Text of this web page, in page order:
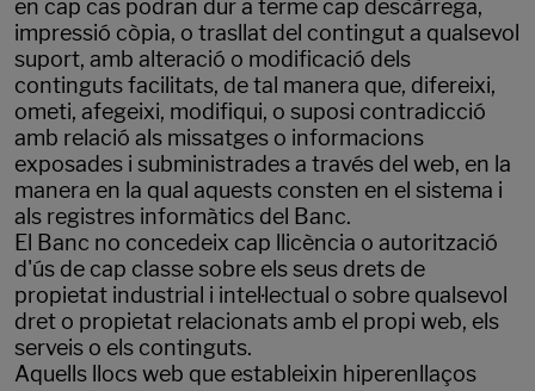
en cap cas podran dur a terme cap descàrrega,
impressió còpia, o trasllat del contingut a qualsevol
suport, amb alteració o modificació dels
continguts facilitats, de tal manera que, difereixi,
ometi, afegeixi, modifiqui, o suposi contradicció
amb relació als missatges o informacions
exposades i subministrades a través del web, en la
manera en la qual aquests consten en el sistema i
als registres informàtics del Banc.
El Banc no concedeix cap llicència o autorització
d'ús de cap classe sobre els seus drets de
propietat industrial i intel·lectual o sobre qualsevol
dret o propietat relacionats amb el propi web, els
serveis o els continguts.
Aquells llocs web que estableixin hiperenllaços